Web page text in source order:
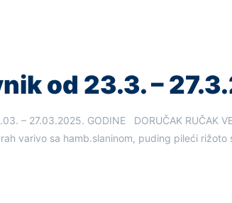
od 23.3. –
– 27.03.2025. GODINE DORUČAK RUČAK
varivo sa hamb.slaninom, puding pileći